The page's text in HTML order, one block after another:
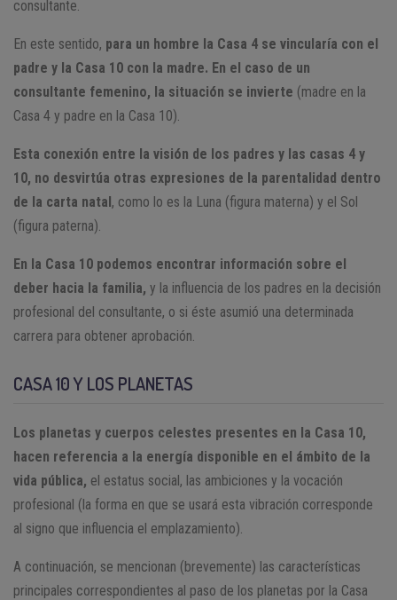
consultante.
En este sentido, para un hombre la Casa 4 se vincularía con el
padre y la Casa 10 con la madre. En el caso de un
consultante femenino, la situación se invierte (madre en la
Casa 4 y padre en la Casa 10).
Esta conexión entre la visión de los padres y las casas 4 y
10, no desvirtúa otras expresiones de la parentalidad dentro
de la carta natal, como lo es la Luna (figura materna) y el Sol
(figura paterna).
En la Casa 10 podemos encontrar información sobre el
deber hacia la familia, y la influencia de los padres en la decisión
profesional del consultante, o si éste asumió una determinada
carrera para obtener aprobación.
CASA 10 Y LOS PLANETAS
Los planetas y cuerpos celestes presentes en la Casa 10,
hacen referencia a la energía disponible en el ámbito de la
vida pública, el estatus social, las ambiciones y la vocación
profesional (la forma en que se usará esta vibración corresponde
al signo que influencia el emplazamiento).
A continuación, se mencionan (brevemente) las características
principales correspondientes al paso de los planetas por la Casa